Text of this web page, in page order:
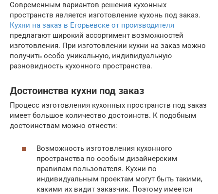
Современным вариантов решения кухонных
пространств является изготовление кухонь под заказ.
Кухни на заказ в Егорьевске от производителя
предлагают широкий ассортимент возможностей
изготовления. При изготовлении кухни на заказ можно
получить особо уникальную, индивидуальную
разновидность кухонного пространства.
Достоинства кухни под заказ
Процесс изготовления кухонных пространств под заказ
имеет большое количество достоинств. К подобным
достоинствам можно отнести:
Возможность изготовления кухонного
пространства по особым дизайнерским
правилам пользователя. Кухни по
индивидуальным проектам могут быть такими,
какими их видит заказчик. Поэтому имеется